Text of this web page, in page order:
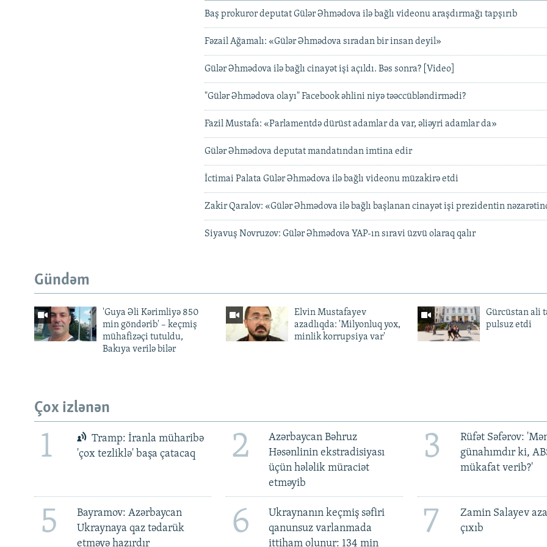
Baş prokuror deputat Gülər Əhmədova ilə bağlı videonu araşdırmağı tapşırıb
Fəzail Ağamalı: «Gülər Əhmədova sıradan bir insan deyil»
Gülər Əhmədova ilə bağlı cinayət işi açıldı. Bəs sonra? [Video]
"Gülər Əhmədova olayı" Facebook əhlini niyə təəccübləndirmədi?
Fazil Mustafa: «Parlamentdə dürüst adamlar da var, əliəyri adamlar da»
Gülər Əhmədova deputat mandatından imtina edir
İctimai Palata Gülər Əhmədova ilə bağlı videonu müzakirə etdi
Zakir Qaralov: «Gülər Əhmədova ilə bağlı başlanan cinayət işi prezidentin
Siyavuş Novruzov: Gülər Əhmədova YAP-ın sıravi üzvü olaraq qalır
Gündəm
'Guya Əli Kərimliyə 850
min göndərib' – keçmiş
mühafizəçi tutuldu,
Bakıya verilə bilər
Elvin Mustafayev
azadlıqda: 'Milyonluq yox,
minlik korrupsiya var'
Gürcüstan ali
pulsuz etdi
Çox izlənən
1
Tramp: İranla müharibə
'çox tezliklə' başa çatacaq
2
Azərbaycan Bəhruz
Həsənlinin ekstradisiyası
üçün hələlik müraciət
etməyib
3
Rüfət Səfərov:
günahımdır ki,
mükafat verib?'
5
Bayramov: Azərbaycan
Ukraynaya qaz tədarük
etməyə hazırdır
6
Ukraynanın keçmiş səfiri
qanunsuz varlanmada
ittiham olunur: 134 min
7
Zamin Salayev
çıxıb